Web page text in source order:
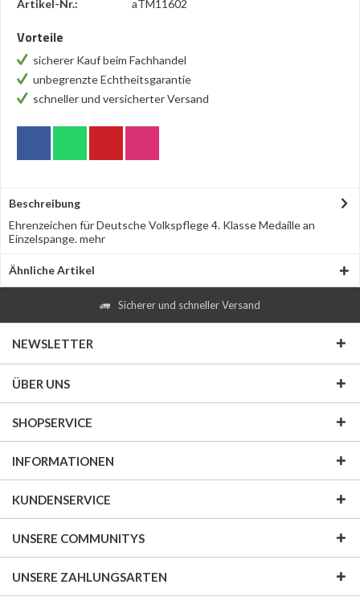
Artikel-Nr.: aTM11602
Vorteile
sicherer Kauf beim Fachhandel
unbegrenzte Echtheitsgarantie
schneller und versicherter Versand
Beschreibung
Ehrenzeichen für Deutsche Volkspflege 4. Klasse Medaille an
Einzelspange.mehr
Ähnliche Artikel
Sicherer und schneller Versand
NEWSLETTER
ÜBER UNS
SHOPSERVICE
INFORMATIONEN
KUNDENSERVICE
UNSERE COMMUNITYS
UNSERE ZAHLUNGSARTEN